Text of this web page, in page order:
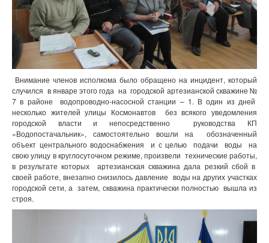
Внимание членов исполкома было обращено на инцидент, который
случился в январе этого года на городской артезианской скважине №
7 в районе
водопроводно-насосной станции – 1. В один из дней
несколько жителей улицы Космонавтов
без всякого уведомления
городской власти и непосредственно
руководства КП
«Водопостачальник», самостоятельно вошли на
обозначенный
объект центрального водоснабжения
и с целью подачи воды
на
свою улицу в круглосуточном режиме, произвели технические работы,
в результате которых
артезианская скважина дала резкий сбой в
своей работе, внезапно снизилось давление воды на других участках
городской сети, а затем, скважина практически полностью вышла из
строя.